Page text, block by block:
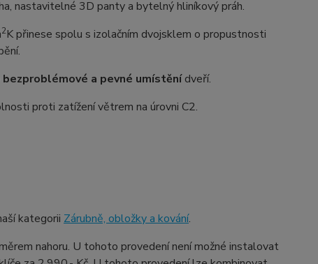
nastavitelné 3D panty a bytelný hliníkový práh.
2K přinese spolu s izolačním dvojsklem o propustnosti
bezproblémové a pevné umístěnídveří.
proti zatížení větrem na úrovni C2.
kategorii Zárubně, obložky a kování.
nahoru. U tohoto provedení není možné instalovat